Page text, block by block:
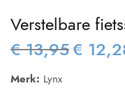
Verstelbare
€13,95€
Merk: Lynx